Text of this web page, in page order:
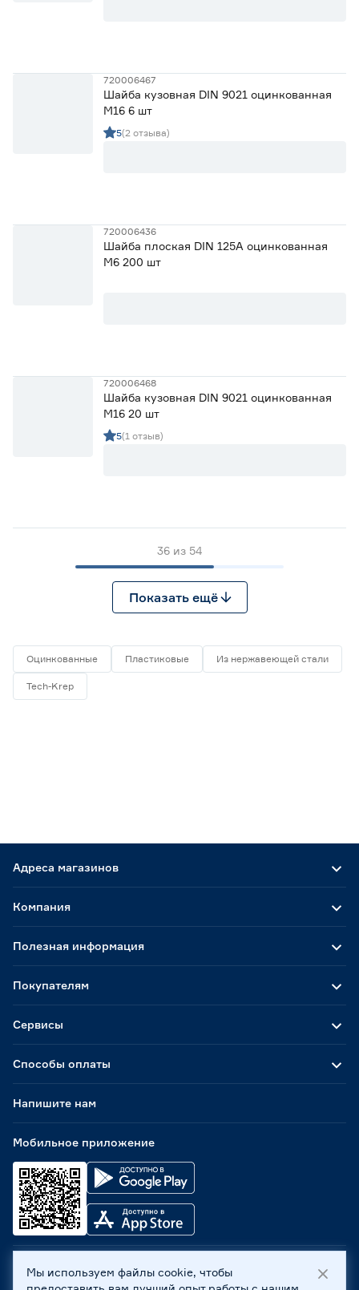
720006467
Шайба кузовная DIN 9021 оцинкованная
М16 6 шт
5(2 отзыва)
720006436
Шайба плоская DIN 125А оцинкованная
М6 200 шт
720006468
Шайба кузовная DIN 9021 оцинкованная
М16 20 шт
5(1 отзыв)
36из 54
Показать ещё
Оцинкованные Пластиковые Из нержавеющей стали
Tech-Krep
Адреса магазинов
Способы оплаты
Мобильное приложение
Компания
Полезная информация
Покупателям
Сервисы
Напишите нам
ООО «Бауцентр Рус» 2004 -2026, 236029, г. Калининград,
Мы используем файлы cookie, чтобы